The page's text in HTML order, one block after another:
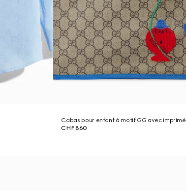
Cabas pour enfant à motif GG avec imprimé
CHF 860